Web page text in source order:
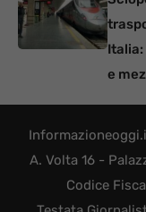
e
A. Volta 16 -
Codice